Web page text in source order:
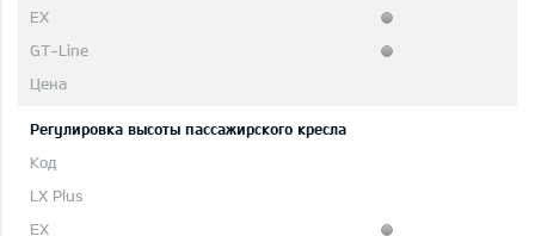
Pегулировка высоты пассажирского кресла